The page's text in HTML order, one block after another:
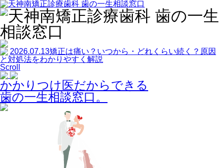
2026.07.13矯正は痛い？いつから・どれくらい続く？原因
と対処法をわかりやすく解説
Scroll
かかりつけ医だからできる
歯の一生相談窓口。